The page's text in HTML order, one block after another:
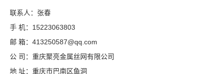
联系人：张春
手 机：15223063803
邮 箱：413250587@qq.com
公 司：重庆聚亮金属丝网有限公司
地 址：重庆市巴南区鱼洞